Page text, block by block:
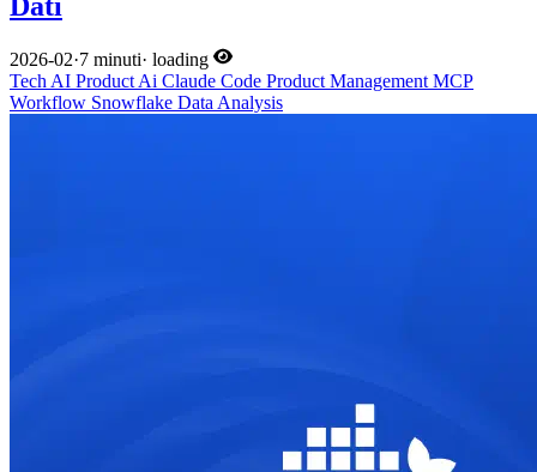
2026-02·7 minuti· loading
Tech AI Product Ai Claude Code Product Management MCP
Workflow Snowflake Data Analysis